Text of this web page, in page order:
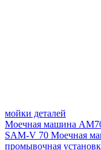
мойки деталей
Моечная машина
SAM-V 70 Моечная
промывочная